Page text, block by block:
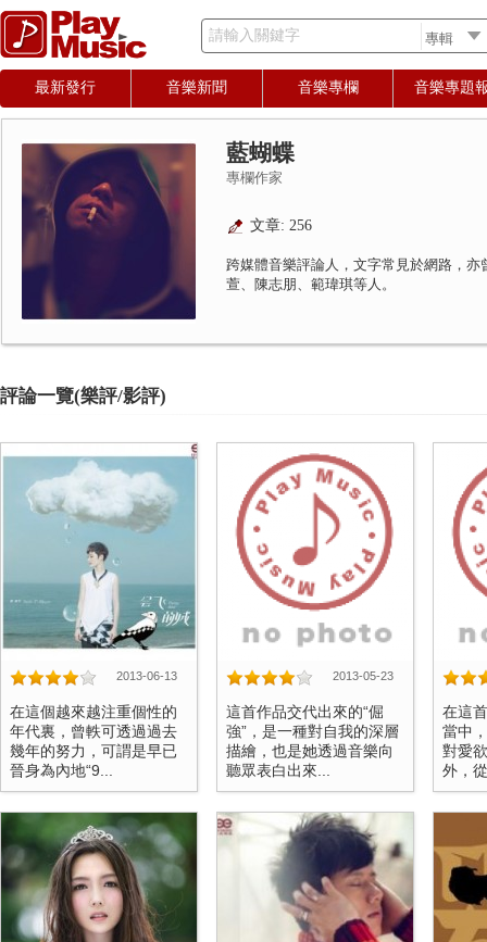
請輸入關鍵字
最新發行 音樂新聞 音樂專欄 音樂專題
藍蝴蝶
專欄作家
文章: 256
跨媒體音樂評論人，文字常見於網路，
萱、陳志朋、範瑋琪等人。
評論一覽(樂評/影評)
2013-06-13
在這個越來越注重個性的
年代裏，曾軼可透過過去
幾年的努力，可謂是早已
晉身為內地“9...
2013-05-23
這首作品交代出來的“倔
強”，是一種對自我的深層
描繪，也是她透過音樂向
聽眾表白出來...
在這
當中
對愛
外，